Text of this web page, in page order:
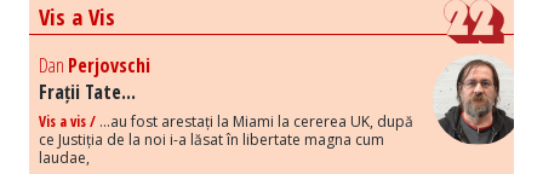
Vis a Vis
Dan Perjovschi
Frații Tate...
Vis a vis / ...au fost arestați la Miami la cererea UK, după
ce Justiția de la noi i-a lăsat în libertate magna cum
laudae,